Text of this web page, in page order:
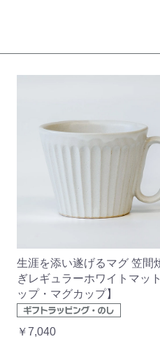
生涯を添い遂げるマグ 笠間
ぎレギュラーホワイトマッ
ップ・マグカップ】
￥7,040